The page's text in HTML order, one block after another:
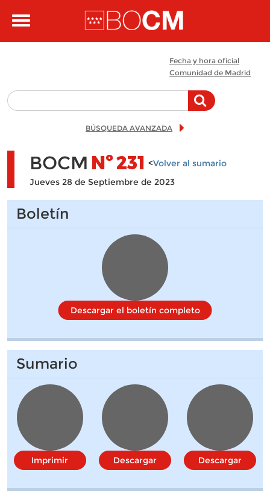
Toggle
Fecha y hora oficial
Comunidad de Madrid
BÚSQUEDA AVANZADA
BOCM Nº231 <Volver al sumario
Jueves 28 de Septiembre de 2023
Boletín
Descargar el boletín completo
Sumario
Imprimir Descargar Descargar